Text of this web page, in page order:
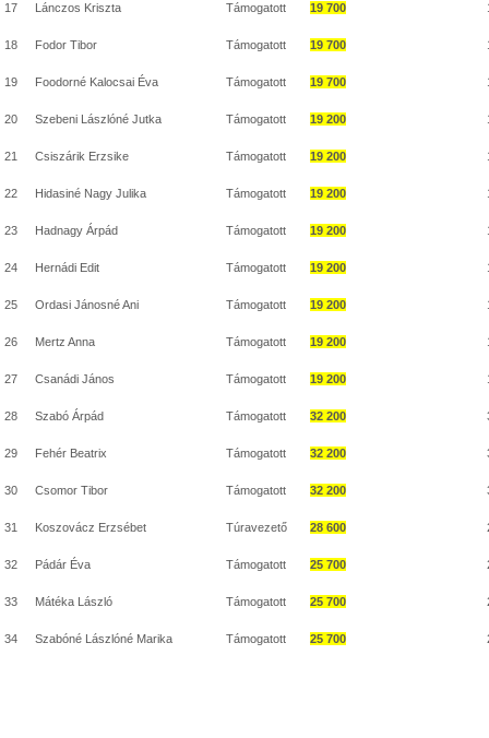
17 Lánczos Kriszta Támogatott 19 700
18 Fodor Tibor Támogatott 19 700
19 Foodorné Kalocsai Éva Támogatott 19 700
20 Szebeni Lászlóné Jutka Támogatott 19 200
21 Csiszárik Erzsike Támogatott 19 200
22 Hidasiné Nagy Julika Támogatott 19 200
23 Hadnagy Árpád Támogatott 19 200
24 Hernádi Edit Támogatott 19 200
25 Ordasi Jánosné Ani Támogatott 19 200
26 Mertz Anna Támogatott 19 200
27 Csanádi János Támogatott 19 200
28 Szabó Árpád Támogatott 32 200
29 Fehér Beatrix Támogatott 32 200
30 Csomor Tibor Támogatott 32 200
31 Koszovácz Erzsébet Túravezető 28 600
32 Pádár Éva Támogatott 25 700
33 Mátéka László Támogatott 25 700
34 Szabóné Lászlóné Marika Támogatott 25 700